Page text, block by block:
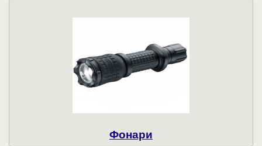
Фонари